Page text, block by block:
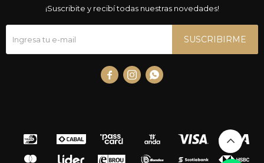
¡Suscribite y recibí todas nuestras novedades!
SUSCRIBIRME
  